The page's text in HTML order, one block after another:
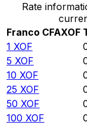
Rate
Franco CFAXOF
1 XOF
5 XOF
10 XOF
25 XOF
50 XOF
100 XOF